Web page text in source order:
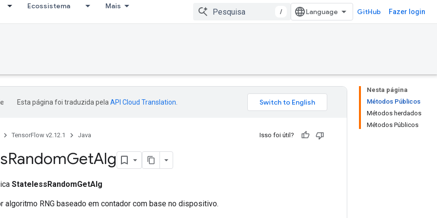
Ecossistema Mais
/ GitHub Fazer login
Nesta página
Métodos Públicos
Métodos herdados
Métodos Públicos
Esta página foi traduzida pela API Cloud Translation
TensorFlow v2.12.1 Java Isso foi útil?
RandomGetAlg
StatelessRandomGetAlg
algoritmo RNG baseado em contador com base no dispositivo.